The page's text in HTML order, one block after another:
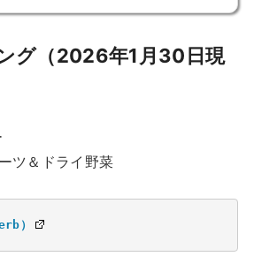
グ（2026年1月30日現
ツ＆ドライ野菜
）